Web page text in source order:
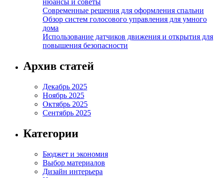
нюансы и советы
Современные решения для оформления спальни
Обзор систем голосового управления для умного
дома
Использование датчиков движения и открытия для
повышения безопасности
Архив статей
Декабрь 2025
Ноябрь 2025
Октябрь 2025
Сентябрь 2025
Категории
Бюджет и экономия
Выбор материалов
Дизайн интерьера